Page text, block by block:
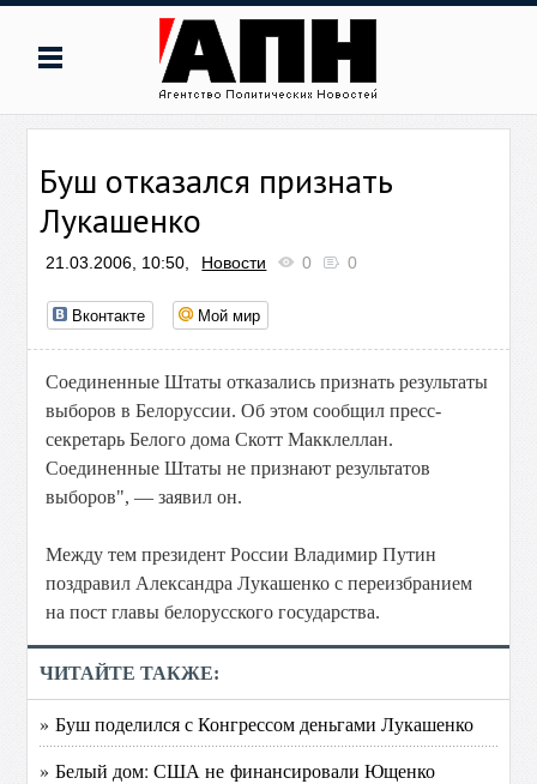
Буш отказался признать
Лукашенко
21.03.2006, 10:50, Новости 0 0
Вконтакте Мой мир
Соединенные Штаты отказались признать результаты
выборов в Белоруссии. Об этом сообщил пресс-
секретарь Белого дома Скотт Макклеллан.
Соединенные Штаты не признают результатов
выборов", — заявил он.
Между тем президент России Владимир Путин
поздравил Александра Лукашенко с переизбранием
на пост главы белорусского государства.
ЧИТАЙТЕ ТАКЖЕ:
» Буш поделился с Конгрессом деньгами Лукашенко
» Белый дом: США не финансировали Ющенко